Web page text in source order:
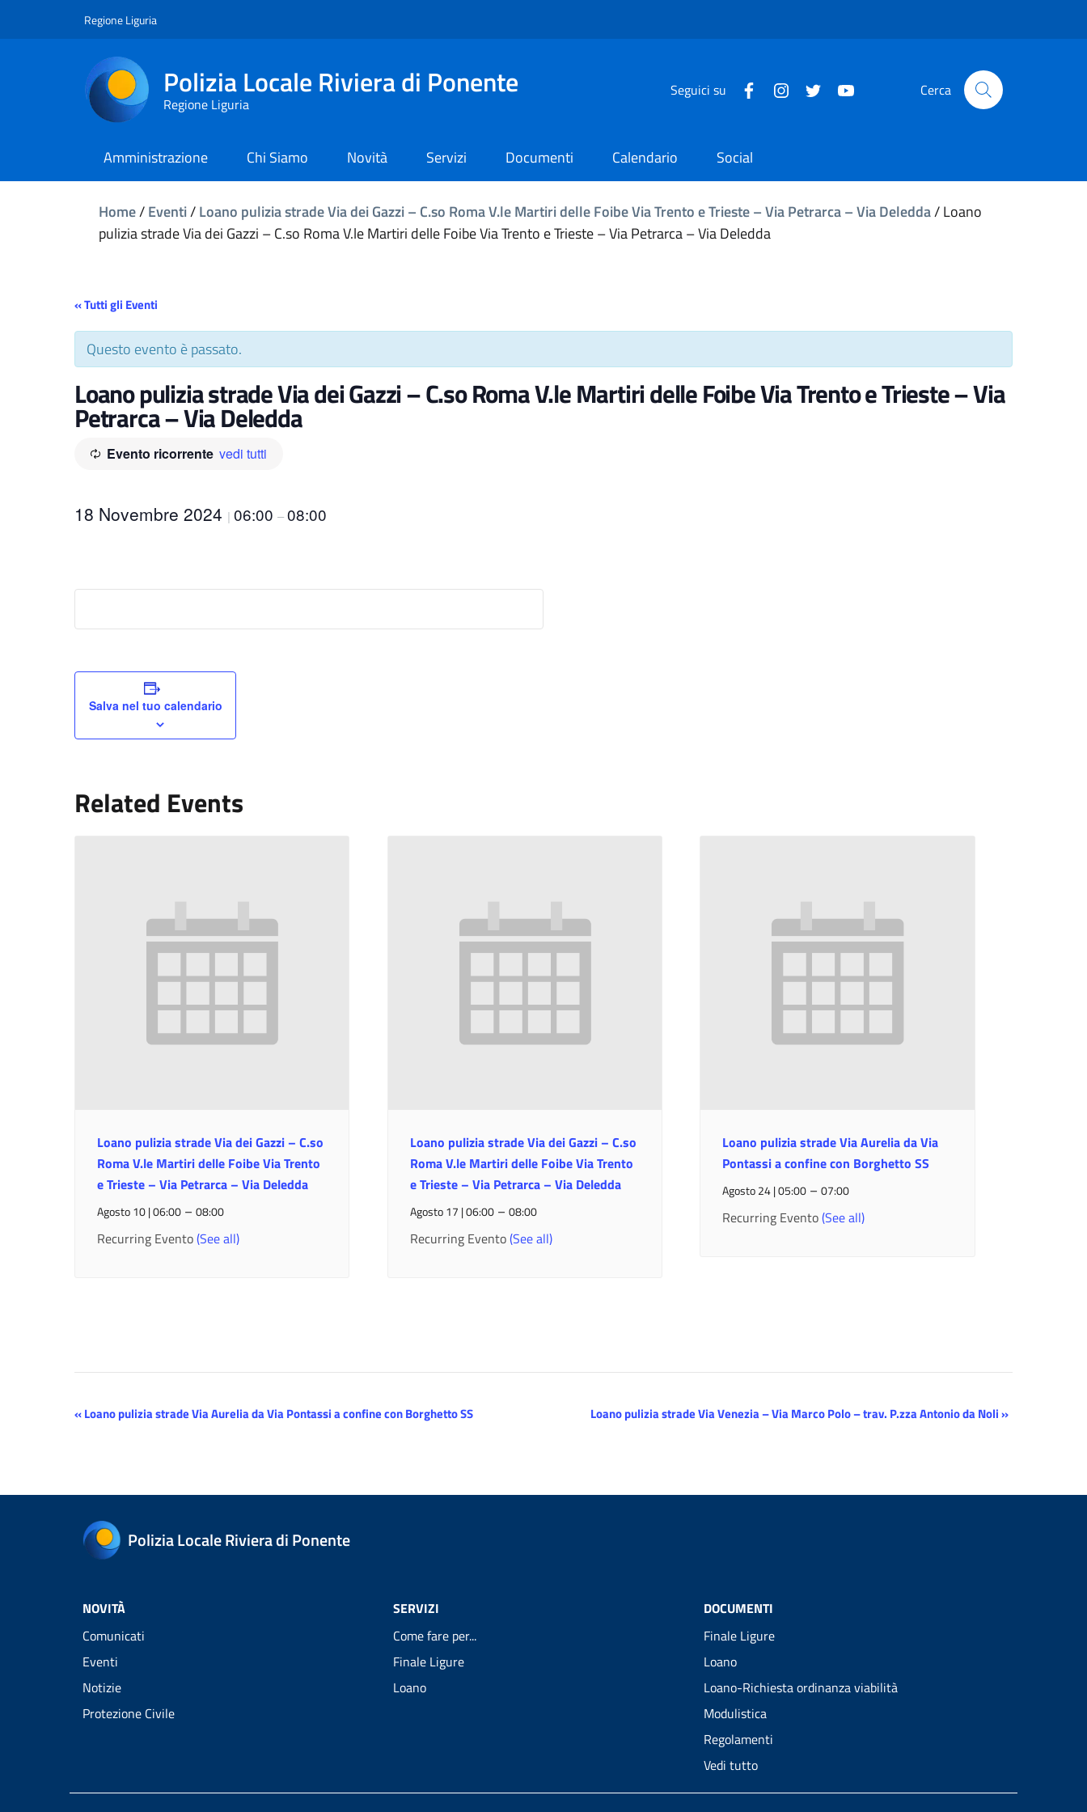
Regione Liguria
Polizia Locale Riviera di Ponente
Regione Liguria
Seguici su Cerca
Amministrazione Chi Siamo Novità Servizi Documenti Calendario Social
Home/Eventi/Loano pulizia strade Via dei Gazzi – C.so Roma V.le Martiri delle Foibe Via Trento e Trieste – Via Petrarca – Via Deledda/Loano
pulizia strade Via dei Gazzi – C.so Roma V.le Martiri delle Foibe Via Trento e Trieste – Via Petrarca – Via Deledda
« Tutti gli Eventi
Questo evento è passato.
Loano pulizia strade Via dei Gazzi – C.so Roma V.le Martiri delle Foibe Via Trento e Trieste – Via
Petrarca – Via Deledda
Evento ricorrente vedi tutti
18 Novembre 2024 | 06:00 –08:00
Salva nel tuo calendario
Related Events
Loano pulizia strade Via dei Gazzi – C.so
Roma V.le Martiri delle Foibe Via Trento
e Trieste – Via Petrarca – Via Deledda
Agosto 10 | 06:00 –08:00
Recurring Evento(See all)
Loano pulizia strade Via dei Gazzi – C.so
Roma V.le Martiri delle Foibe Via Trento
e Trieste – Via Petrarca – Via Deledda
Agosto 17 | 06:00– 08:00
Recurring Evento(See all)
Loano pulizia strade Via Aurelia da Via
Pontassi a confine con Borghetto SS
Agosto 24 | 05:00 –07:00
Recurring Evento(See all)
Evento
«Loano pulizia strade Via Aurelia da Via Pontassi a confine con Borghetto SS Loano pulizia strade Via Venezia – Via Marco Polo – trav. P.zza Antonio da Noli»
Polizia Locale Riviera di Ponente
NOVITÀ
Comunicati
Eventi
Notizie
Protezione Civile
SERVIZI
Come fare per...
Finale Ligure
Loano
DOCUMENTI
Finale Ligure
Loano
Loano-Richiesta ordinanza viabilità
Modulistica
Regolamenti
Vedi tutto